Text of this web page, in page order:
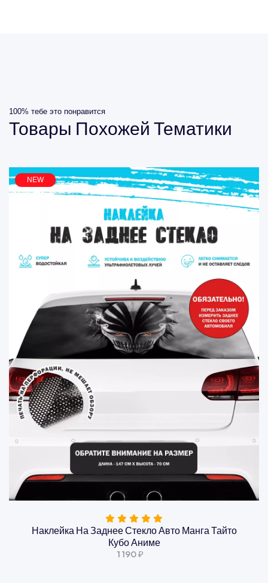
100% тебе это понравится
Товары Похожей Тематики
NEW
Наклейка На Заднее Стекло Авто Манга Тайто
Кубо Аниме
1 190 ₽